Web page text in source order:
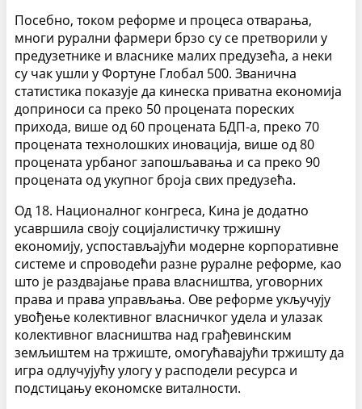
Посебно, током реформе и процеса отварања,
многи рурални фармери брзо су се претворили у
предузетнике и власнике малих предузећа, а неки
су чак ушли у Фортуне Глобал 500. Званична
статистика показује да кинеска приватна економија
доприноси са преко 50 процената пореских
прихода, више од 60 процената БДП-а, преко 70
процената технолошких иновација, више од 80
процената урбаног запошљавања и са преко 90
процената од укупног броја свих предузећа.
Од 18. Националног конгреса, Кина је додатно
усавршила своју социјалистичку тржишну
економију, успостављајући модерне корпоративне
системе и спроводећи разне руралне реформе, као
што је раздвајање права власништва, уговорних
права и права управљања. Ове реформе укључују
увођење колективног власничког удела и улазак
колективног власништва над грађевинским
земљиштем на тржиште, омогућавајући тржишту да
игра одлучујућу улогу у расподели ресурса и
подстицању економске виталности.